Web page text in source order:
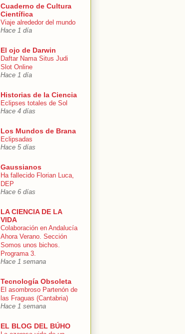
Cuaderno de Cultura
Científica
Viaje alrededor del mundo
Hace 1 día
El ojo de Darwin
Daftar Nama Situs Judi
Slot Online
Hace 1 día
Historias de la Ciencia
Eclipses totales de Sol
Hace 4 días
Los Mundos de Brana
Eclipsadas
Hace 5 días
Gaussianos
Ha fallecido Florian Luca,
DEP
Hace 6 días
LA CIENCIA DE LA
VIDA
Colaboración en Andalucía
Ahora Verano. Sección
Somos unos bichos.
Programa 3.
Hace 1 semana
Tecnología Obsoleta
El asombroso Partenón de
las Fraguas (Cantabria)
Hace 1 semana
EL BLOG DEL BÚHO